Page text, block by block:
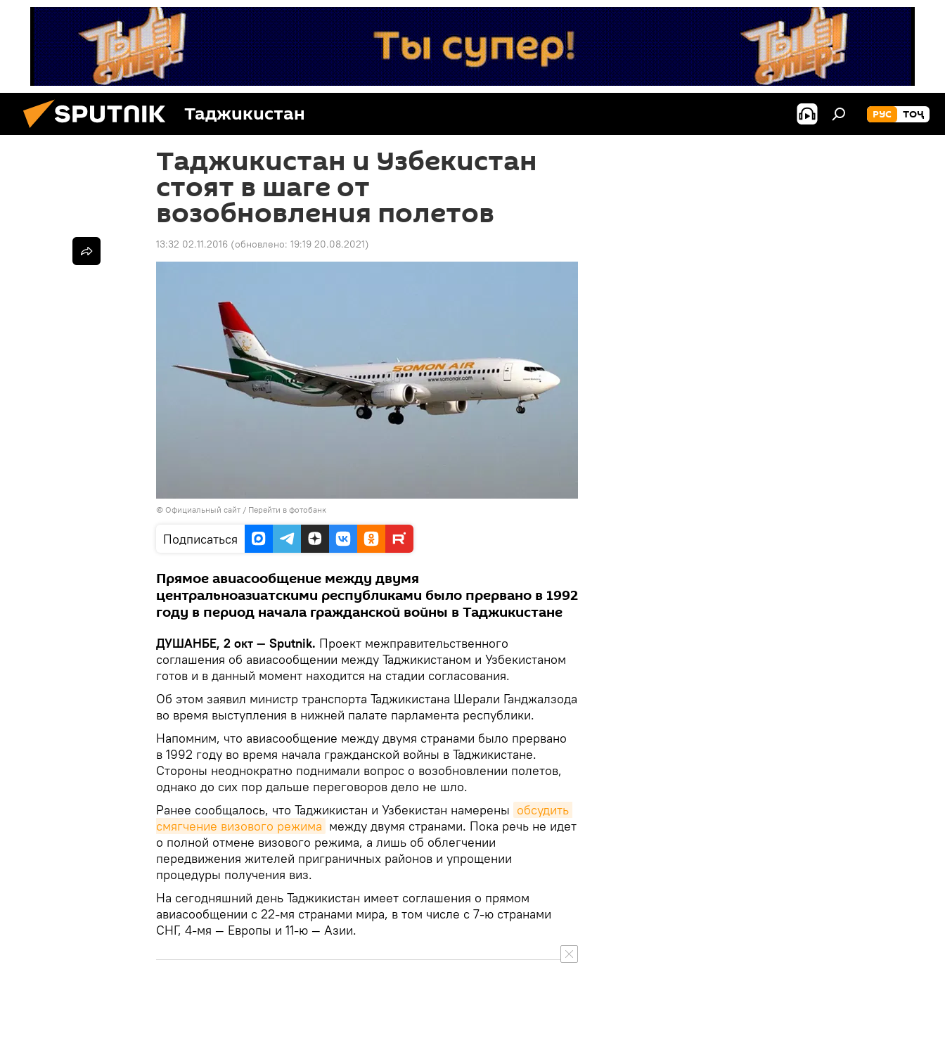
Таджикистан РУС ТОҶ
Таджикистан и Узбекистан
стоят в шаге от
возобновления полетов
13:32 02.11.2016 (обновлено: 19:19 20.08.2021)
© Официальный сайт / Перейти в фотобанк
Подписаться
Прямое авиасообщение между двумя
центральноазиатскими республиками было прервано в 1992
году в период начала гражданской войны в Таджикистане
ДУШАНБЕ, 2 окт — Sputnik. Проект межправительственного
соглашения об авиасообщении между Таджикистаном и Узбекистаном
готов и в данный момент находится на стадии согласования.
Об этом заявил министр транспорта Таджикистана Шерали Ганджалзода
во время выступления в нижней палате парламента республики.
Напомним, что авиасообщение между двумя странами было прервано
в 1992 году во время начала гражданской войны в Таджикистане.
Стороны неоднократно поднимали вопрос о возобновлении полетов,
однако до сих пор дальше переговоров дело не шло.
Ранее сообщалось, что Таджикистан и Узбекистан намерены обсудить
смягчение визового режима между двумя странами. Пока речь не идет
о полной отмене визового режима, а лишь об облегчении
передвижения жителей приграничных районов и упрощении
процедуры получения виз.
На сегодняшний день Таджикистан имеет соглашения о прямом
авиасообщении с 22-мя странами мира, в том числе с 7-ю странами
СНГ, 4-мя — Европы и 11-ю — Азии.